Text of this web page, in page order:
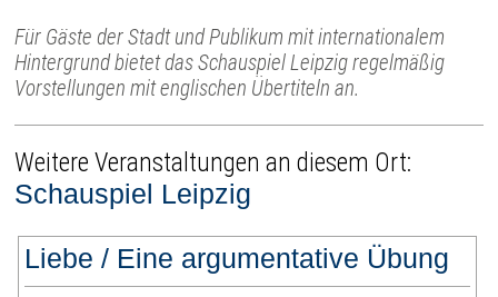
Für Gäste der Stadt und Publikum mit internationalem
Hintergrund bietet das Schauspiel Leipzig regelmäßig
Vorstellungen mit englischen Übertiteln an.
Weitere Veranstaltungen an diesem Ort:
Schauspiel Leipzig
Liebe / Eine argumentative Übung